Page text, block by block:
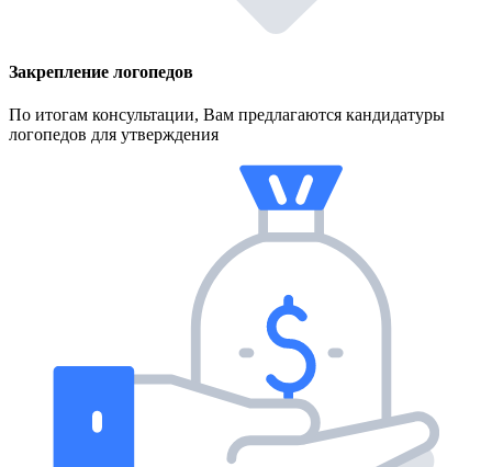
Закрепление логопедов
По итогам консультации, Вам предлагаются кандидатуры
логопедов для утверждения